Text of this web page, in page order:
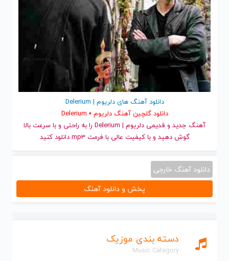
دسته بندی موزیک
Music Category
دانلود آهنگ های دلریوم | Delerium
دانلود گلچین آهنگ دلریوم • Delerium
آهنگ جدید
و قدیمی دلریوم | Delerium را به راحتی و با سرعت بالا
گوش دهید و با کیفیت عالی با فرمت mp3 دانلود کنید
دانلود آهنگ خارجی
پخش و دانلود آهنگ